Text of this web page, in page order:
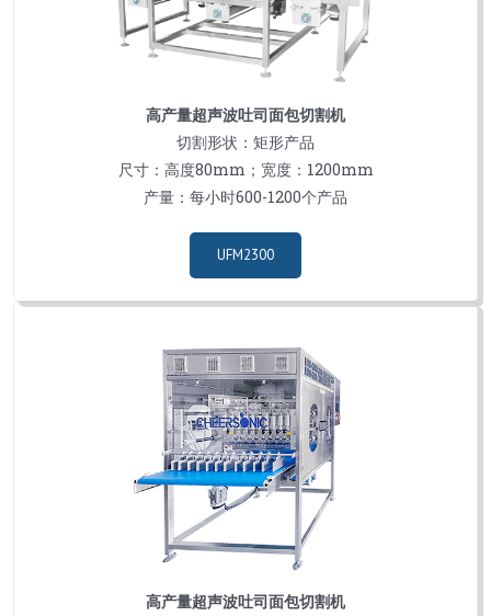
高产量超声波吐司面包切割机
切割形状：矩形产品
尺寸：高度80mm；宽度：1200mm
产量：每小时600-1200个产品
UFM2300
高产量超声波吐司面包切割机